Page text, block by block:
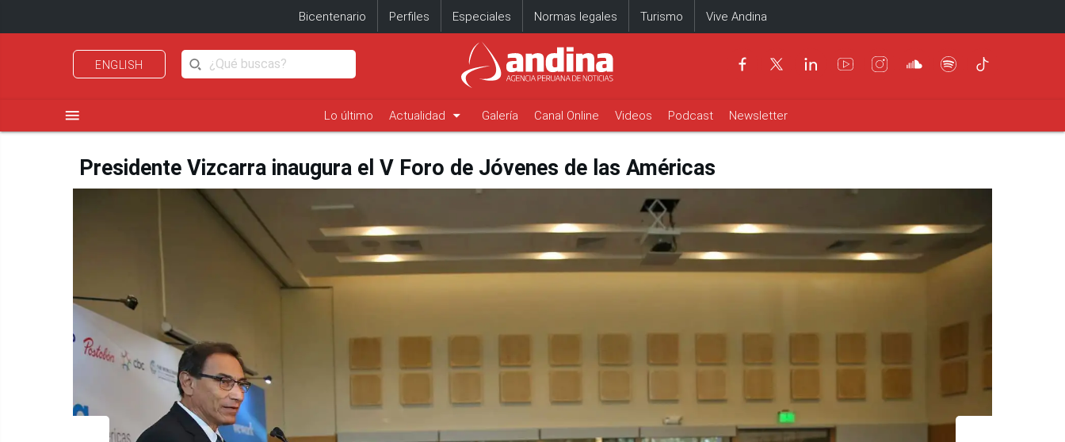
Bicentenario Perfiles Especiales Normas legales Turismo Vive Andina
ENGLISH
menu Lo último Actualidad arrow_drop_down Galería Canal Online Videos Podcast Newsletter
Presidente Vizcarra inaugura el V Foro de Jóvenes de las Américas